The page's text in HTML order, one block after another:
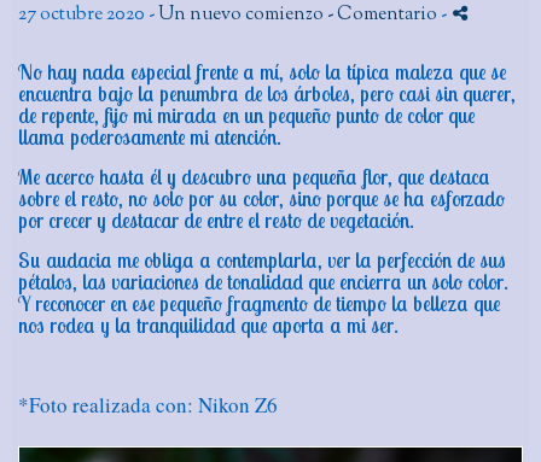
27 octubre 2020 -Un nuevo comienzo - Comentario -
No hay nada especial frente a mí, solo la típica maleza que se
encuentra bajo la penumbra de los árboles, pero casi sin querer,
de repente, fijo mi mirada en un pequeño punto de color que
llama poderosamente mi atención.
Me acerco hasta él y descubro una pequeña flor, que destaca
sobre el resto, no solo por su color, sino porque se ha esforzado
por crecer y destacar de entre el resto de vegetación.
Su audacia me obliga a contemplarla, ver la perfección de sus
pétalos, las variaciones de tonalidad que encierra un solo color.
Y reconocer en ese pequeño fragmento de tiempo la belleza que
nos rodea y la tranquilidad que aporta a mi ser.
*Foto realizada con: Nikon Z6